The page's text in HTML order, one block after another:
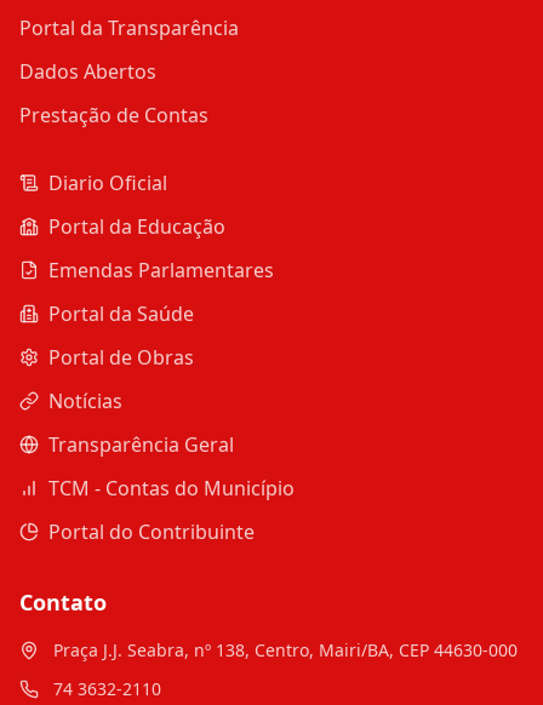
Portal da Transparência
Dados Abertos
Prestação de Contas
Diario Oficial
Portal da Educação
Emendas Parlamentares
Portal da Saúde
Portal de Obras
Notícias
Transparência Geral
TCM - Contas do Município
Portal do Contribuinte
Contato
Praça J.J. Seabra, nº 138, Centro, Mairi/BA, CEP 44630-000
74 3632-2110